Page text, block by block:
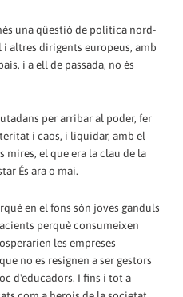
una qüestió de política nord-
i altres dirigents europeus, amb
i a ell de passada, no és
per arribar al poder, fer
i caos, i liquidar, amb el
el que era la clau de la
És ara o mai.
en el fons són joves ganduls
perquè consumeixen
les empreses
no es resignen a ser gestors
d'educadors. I fins i tot a